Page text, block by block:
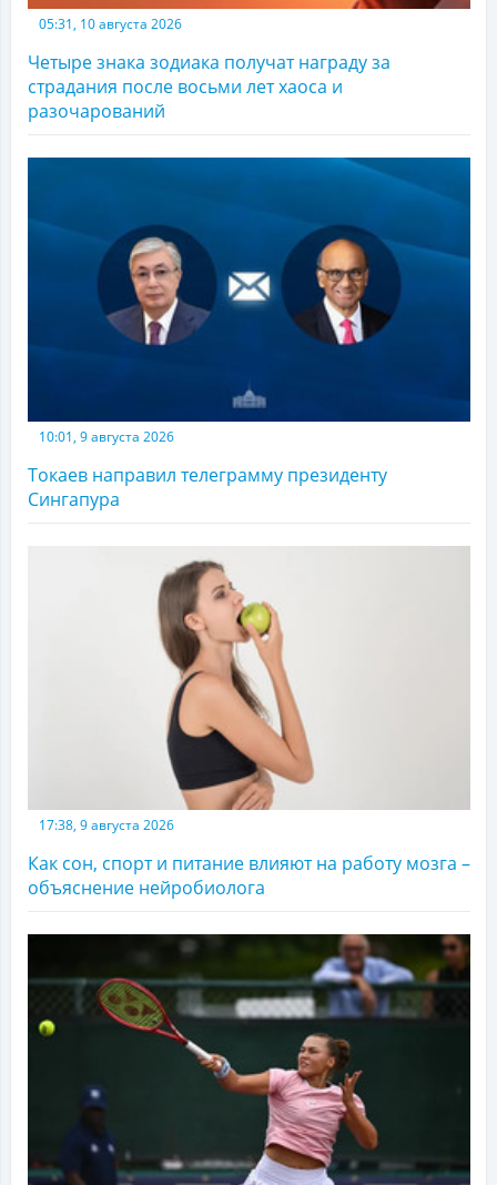
05:31, 10 августа 2026
Четыре знака зодиака получат награду за
страдания после восьми лет хаоса и
разочарований
10:01, 9 августа 2026
Токаев направил телеграмму президенту
Сингапура
17:38, 9 августа 2026
Как сон, спорт и питание влияют на работу мозга –
объяснение нейробиолога